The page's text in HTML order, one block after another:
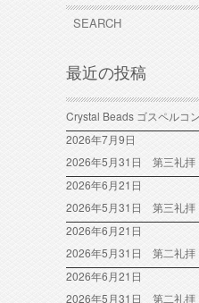
最近の投稿
Crystal Beads ゴスペルコ
2026年7月9日
2026年5月31日 第三礼拝
2026年6月21日
2026年5月31日 第三礼
2026年6月21日
2026年5月31日 第二礼拝
2026年6月21日
2026年5月31日 第二礼